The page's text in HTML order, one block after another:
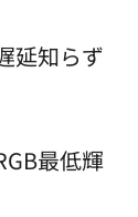
延知らず
最低輝